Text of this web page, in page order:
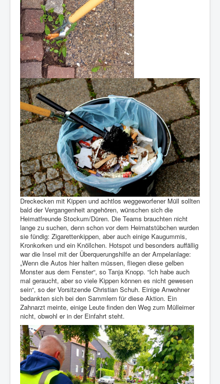
Dreckecken mit Kippen und achtlos weggeworfener Müll sollten
bald der Vergangenheit angehören, wünschen sich die
Heimatfreunde Stockum/Düren. Die Teams brauchten nicht
lange zu suchen, denn schon vor dem Heimatstübchen wurden
sie fündig: Zigarettenkippen, aber auch einige Kaugummis,
Kronkorken und ein Knöllchen. Hotspot und besonders auffällig
war die Insel mit der Überquerungshilfe an der Ampelanlage:
„Wenn die Autos hier halten müssen, fliegen diese gelben
Monster aus dem Fenster“, so Tanja Knopp. “Ich habe auch
mal geraucht, aber so viele Kippen können es nicht gewesen
sein“, so der Vorsitzende Christian Schuh. Einige Anwohner
bedankten sich bei den Sammlern für diese Aktion. Ein
Zahnarzt meinte, einige Leute finden den Weg zum Mülleimer
nicht, obwohl er in der Einfahrt steht.